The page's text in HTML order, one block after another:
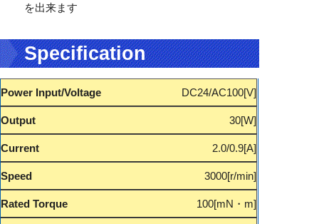
を出来ます
Specification
DC24/AC100
30
2.0/0.9
3000
100